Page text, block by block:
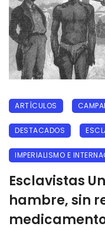
ARTÍCULOS
DESTACADOS
IMPERIALISMO E
Esclavistas
hambre, sin